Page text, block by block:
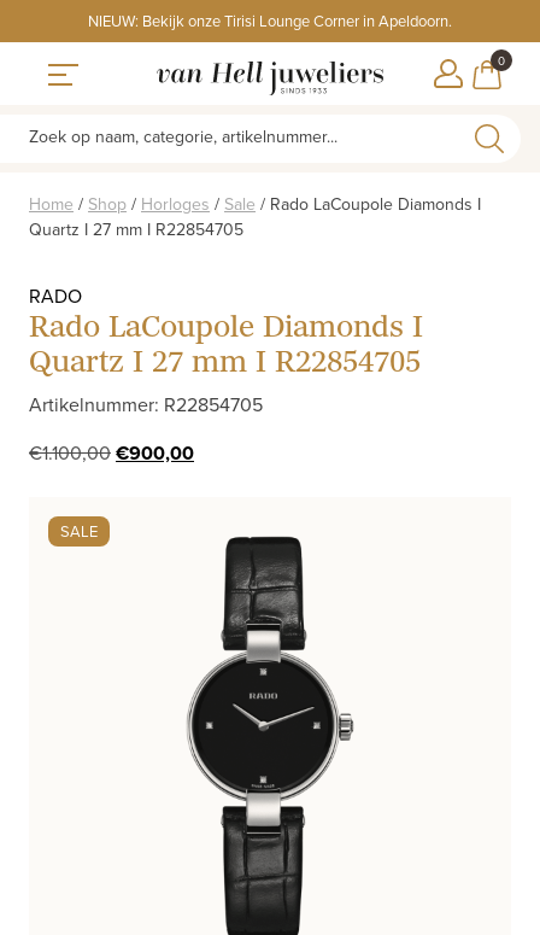
to
content
NIEUW: Bekijk onze Tirisi Lounge Corner in Apeldoorn.
0
Zoek op naam, categorie, artikelnummer...
Home / Shop / Horloges / Sale / Rado LaCoupole Diamonds I
Quartz I 27 mm I R22854705
RADO
Rado LaCoupole Diamonds I
Quartz I 27 mm I R22854705
Artikelnummer: R22854705
€1.100,00Oorspronkelijke
€900,00Huidige
€900,00.
SALE